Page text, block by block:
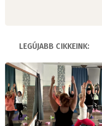
LEGÚJABB CIKKEINK: